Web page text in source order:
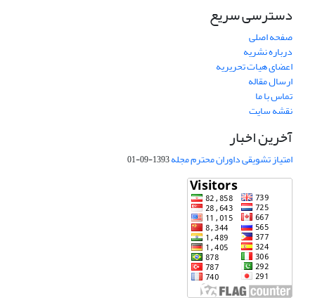
دسترسی سریع
صفحه اصلی
درباره نشریه
اعضای هیات تحریریه
ارسال مقاله
تماس با ما
نقشه سایت
آخرین اخبار
امتیاز تشویقی داوران محترم مجله1393-09-01